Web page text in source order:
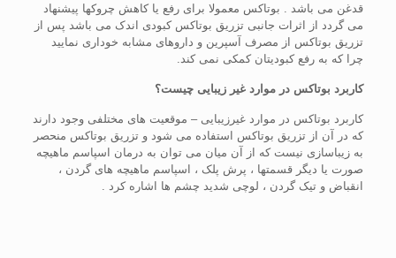
قدغن می باشد . بوتاکس معمولا برای رفع یا کاهش چروکها پیشنهاد
می گردد از اثرات جانبی تزریق بوتاکس کبودی اندک می باشد پس از
تزریق بوتاکس از مصرف آسپرین و داروهای مشابه خوداری نمایید
چرا که به رفع کبودیتان کمکی نمی کند.
کاربرد بوتاکس در موارد غیر زیبایی چیست؟
کاربرد بوتاکس در موارد غیرزیبایی – موقعیت های مختلفی وجود دارند
که در آن از تزریق بوتاکس استفاده می شود و تزریق بوتاکس منحصر
به زیباسازی نیست که از آن میان می توان به درمان اسپاسم ماهیچه
صورت یا دیگر قسمتها ، پرش پلک ، اسپاسم ماهیچه های گردن ،
انقباض و تیک گردن ، لوچی شدید چشم ها اشاره کرد .